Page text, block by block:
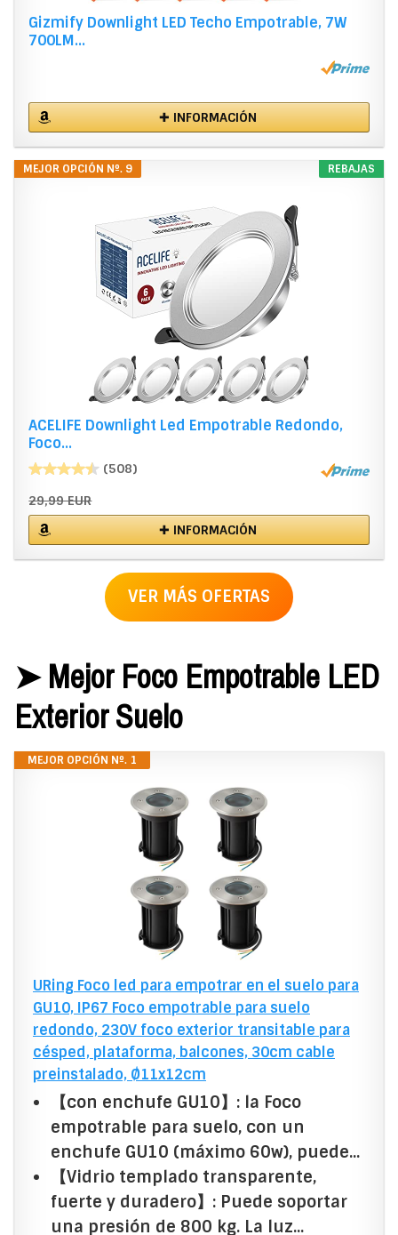
Gizmify Downlight LED Techo Empotrable, 7W
700LM...
✚ INFORMACIÓN
REBAJAS
MEJOR OPCIÓN Nº. 9
ACELIFE Downlight Led Empotrable Redondo,
Foco...
(508)
29,99 EUR
✚ INFORMACIÓN
VER MÁS OFERTAS
➤ Mejor Foco Empotrable LED
Exterior Suelo
MEJOR OPCIÓN Nº. 1
URing Foco led para empotrar en el suelo para
GU10, IP67 Foco empotrable para suelo
redondo, 230V foco exterior transitable para
césped, plataforma, balcones, 30cm cable
preinstalado, Ø11x12cm
【con enchufe GU10】: la Foco
empotrable para suelo, con un
enchufe GU10 (máximo 60w), puede...
【Vidrio templado transparente,
fuerte y duradero】: Puede soportar
una presión de 800 kg. La luz...